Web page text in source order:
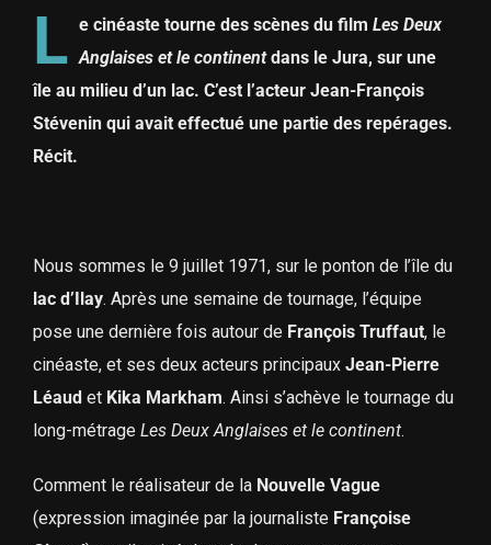
L e cinéaste tourne des scènes du film Les Deux
Anglaises et le continentdans le Jura, sur une
île au milieu d’un lac. C’est l’acteur Jean-François
Stévenin qui avait effectué une partie des repérages.
Récit.
Nous sommes le 9 juillet 1971, sur le ponton de l’île du
lac d’Ilay. Après une semaine de tournage, l’équipe
pose une dernière fois autour de François Truffaut, le
cinéaste, et ses deux acteurs principaux Jean-Pierre
Léaudet Kika Markham. Ainsi s’achève le tournage du
long-métrage Les Deux Anglaises et le continent.
Comment le réalisateur de la Nouvelle Vague
(expression imaginée par la journaliste Françoise